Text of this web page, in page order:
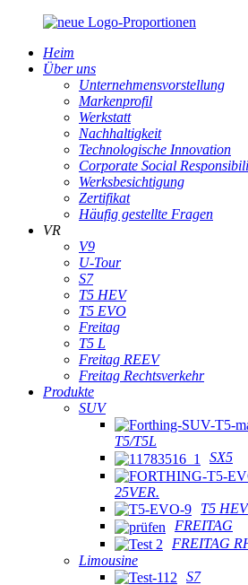
Heim
Über uns
Unternehmensvorstellung
Markenprofil
Werkstatt
Nachhaltigkeit
Technologische Innovation
Corporate Social
Werksbesichtigung
Zertifikat
Häufig gestellte Fragen
VR
V9
U-Tour
S7
T5 HEV
T5 EVO
Freitag
T5 L
Freitag REEV
Freitag Rechtsverkehr
Produkte
SUV
T5/T5L
SX5
25VER.
T5 HEV
FREITAG
FREITAG
Limousine
S7